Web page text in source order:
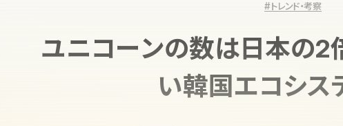
#トレンド・考察
ユニコーンの数は日本の2
い韓国エコシス